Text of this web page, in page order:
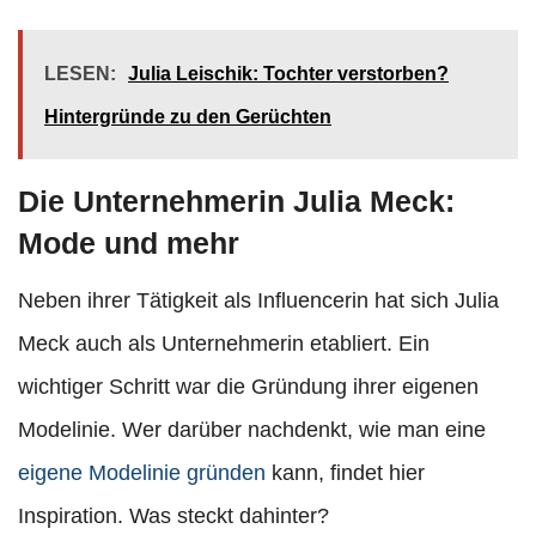
LESEN: Julia Leischik: Tochter verstorben?
Hintergründe zu den Gerüchten
Die Unternehmerin Julia Meck:
Mode und mehr
Neben ihrer Tätigkeit als Influencerin hat sich Julia
Meck auch als Unternehmerin etabliert. Ein
wichtiger Schritt war die Gründung ihrer eigenen
Modelinie. Wer darüber nachdenkt, wie man eine
eigene Modelinie gründen kann, findet hier
Inspiration. Was steckt dahinter?